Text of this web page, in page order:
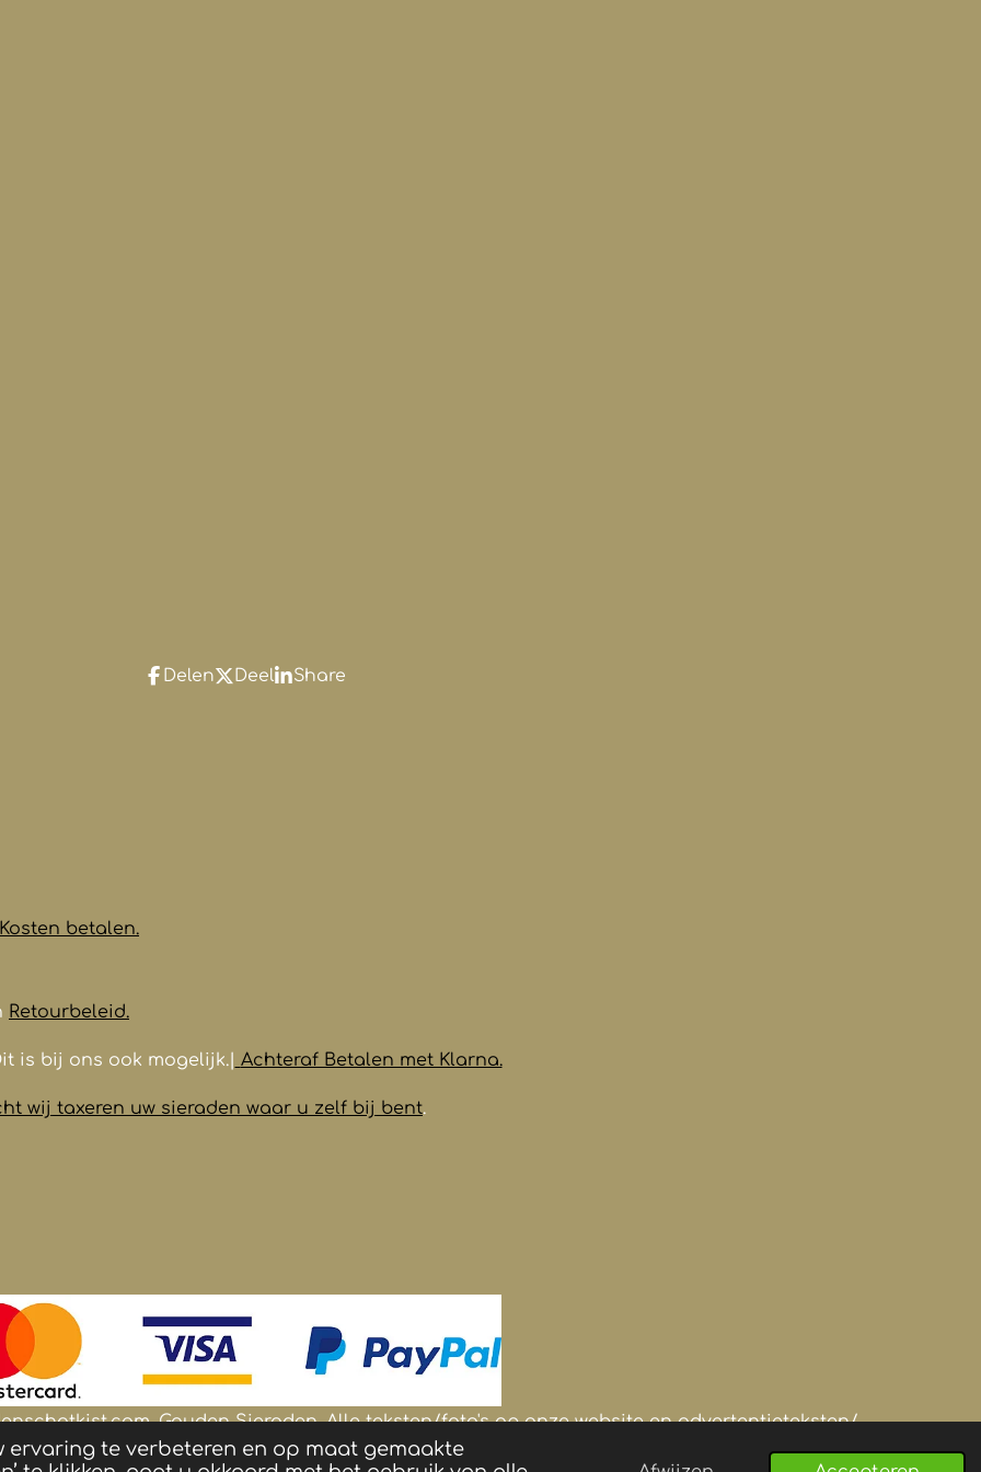
ervaring te verbeteren en op maat gemaakte
Delen Deel Share
Kosten betalen.
Retourbeleid.
is bij ons ook mogelijk.| Achteraf Betalen met Klarna.
wij taxeren uw sieraden waar u zelf bij bent.
Gouden Sieraden.Alle teksten/foto's op onze website en advertentieteksten/-
eigendom van Goudenschatkist.com